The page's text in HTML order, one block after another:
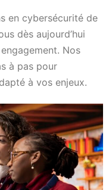
en cybersécurité de
dès aujourd’hui
Nos
à pas pour
à vos enjeux.